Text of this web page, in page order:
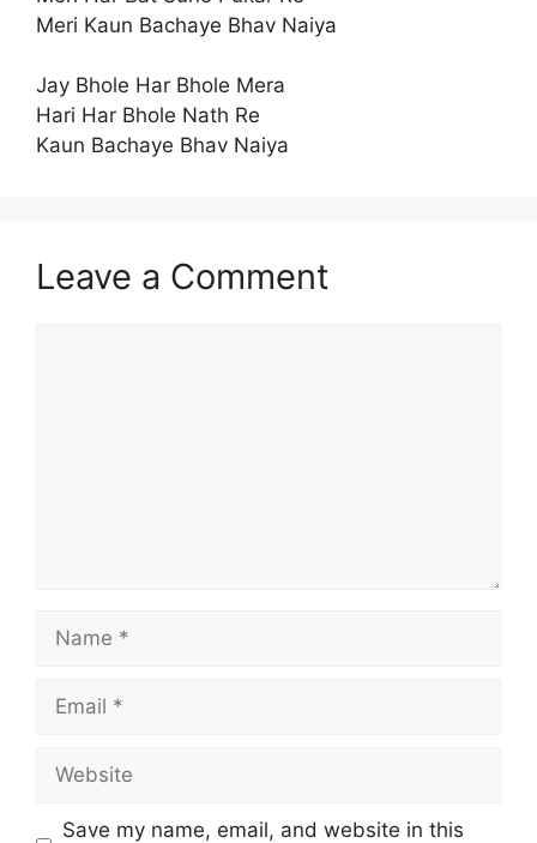
Meri Kaun Bachaye Bhav Naiya
Jay Bhole Har Bhole Mera
Hari Har Bhole Nath Re
Kaun Bachaye Bhav Naiya
Leave a Comment
Name
Email
Website
Save my name, email, and website in this